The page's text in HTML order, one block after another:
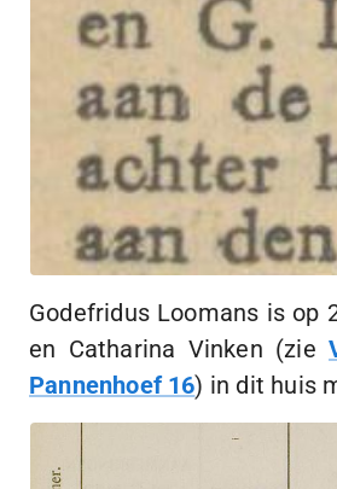
Godefridus Loomans is op
en Catharina Vinken (zie
Pannenhoef 16) in dit huis